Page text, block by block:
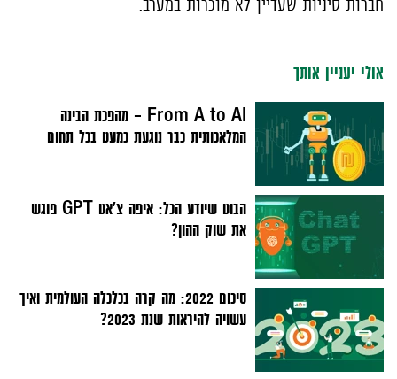
חברות סיניות שעדיין לא מוכרות במערב.
אולי יעניין אותך
From A to AI – מהפכת הבינה
המלאכותית כבר נוגעת כמעט בכל תחום
הבוט שיודע הכל: איפה צ'אט GPT פוגש
את שוק ההון?
סיכום 2022: מה קרה בכלכלה העולמית ואיך
עשויה להיראות שנת 2023?